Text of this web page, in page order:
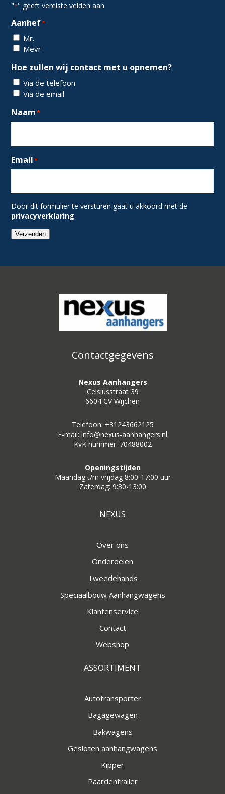
"*" geeft vereiste velden aan
Aanhef*
Mr.
Mevr.
Hoe zullen wij contact met u opnemen?
Via de telefoon
Via de email
Naam*
Email*
Door dit formulier te versturen gaat u akkoord met de
privacyverklaring.
Verzenden
Contactgegevens
Nexus Aanhangers
Celsiusstraat 39
6604 CV Wijchen
Telefoon: +31243662125
E-mail: info@nexus-aanhangers.nl
KvK nummer: 70488002
Openingstijden
Maandag t/m vrijdag 8:00-17:00 uur
Zaterdag: 9:30-13:00
NEXUS
Over ons
Onderdelen
Tweedehands
Speciaalbouw Aanhangwagens
Klantenservice
Contact
Webshop
ASSORTIMENT
Autotransporter
Bagagewagen
Bakwagens
Gesloten aanhangwagens
Kipper
Paardentrailer